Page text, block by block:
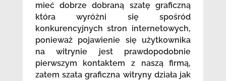
mieć dobrze dobraną szatę graficzną
która wyróżni się spośród
konkurencyjnych stron internetowych,
ponieważ pojawienie się użytkownika
na witrynie jest prawdopodobnie
pierwszym kontaktem z naszą firmą,
zatem szata graficzna witryny działa jak